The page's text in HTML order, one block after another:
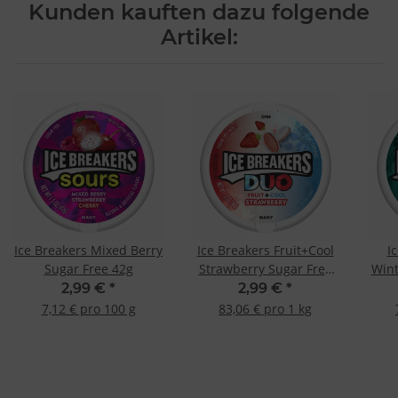
Kunden kauften dazu folgende
Artikel:
Ice Breakers Mixed Berry
Sugar Free 42g
2,99 € *
7,12 € pro 100 g
Ice Breakers Fruit+Cool
Strawberry Sugar Free
36g
2,99 € *
83,06 € pro 1 kg